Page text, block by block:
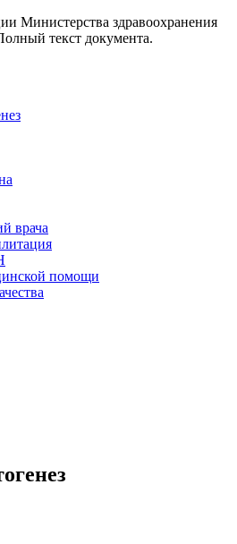
Министерства здравоохранения
текст документа.
врача
помощи